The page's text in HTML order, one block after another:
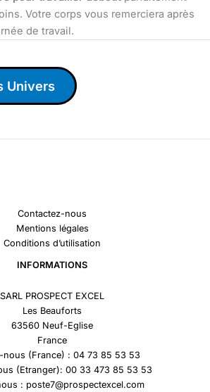
Votre corps vous remerciera après
de travail.
Univers
Contactez-nous
Mentions légales
Conditions d’utilisation
INFORMATIONS
SARL PROSPECT EXCEL
Les Beauforts
63560 Neuf-Eglise
France
nous (France) : 04 73 85 53 53
(Etranger): 00 33 473 85 53 53
: poste7@prospectexcel.com